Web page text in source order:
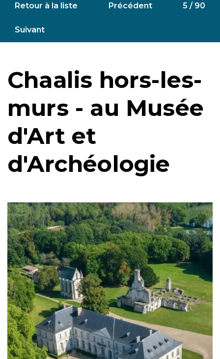
Retour à la liste Précédent 5 / 90
Suivant
Chaalis hors-les-
murs - au Musée
d'Art et
d'Archéologie